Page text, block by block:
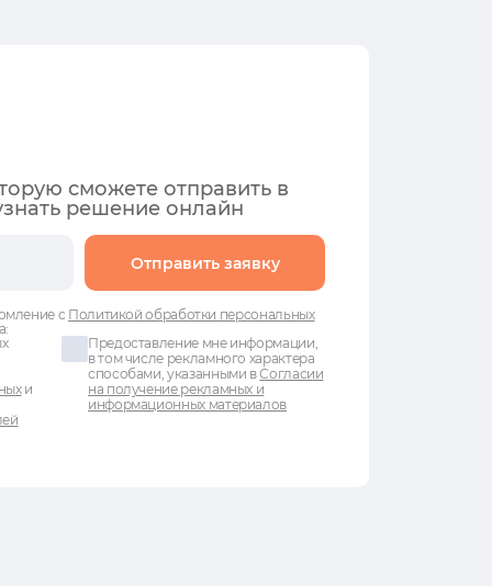
сможете отправить в
решение онлайн
Отправить заявку
с Политикой обработки персональных
и
Предоставление мне информации,
в том числе рекламного характера
способами, указанными вСогласии
на получение рекламных и
информационных материалов